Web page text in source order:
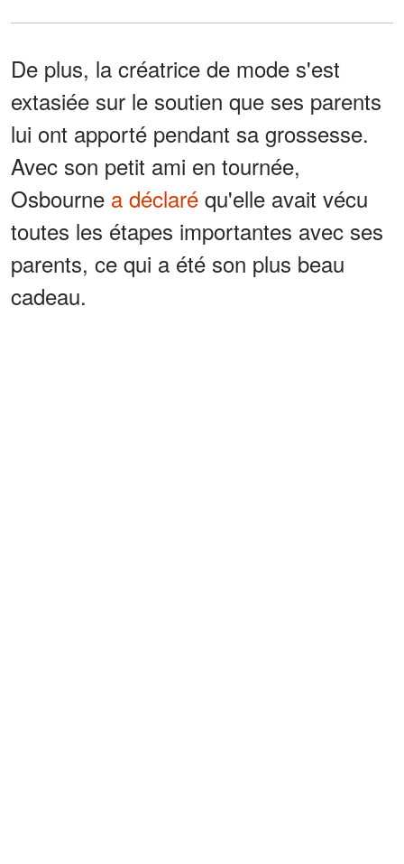
De plus, la créatrice de mode s'est
extasiée sur le soutien que ses parents
lui ont apporté pendant sa grossesse.
Avec son petit ami en tournée,
Osbourne a déclaré qu'elle avait vécu
toutes les étapes importantes avec ses
parents, ce qui a été son plus beau
cadeau.